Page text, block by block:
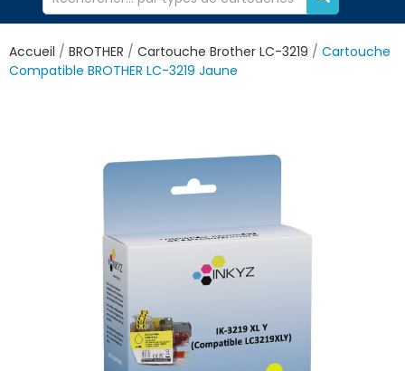
Accueil BROTHER Cartouche Brother LC-3219
Cartouche
Compatible BROTHER LC-3219 Jaune